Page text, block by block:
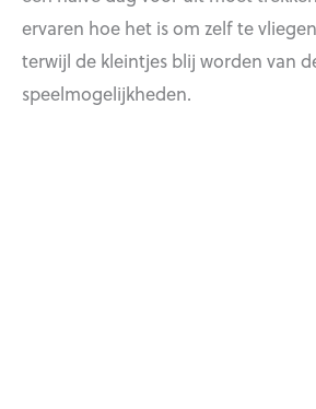
ervaren hoe het is om zelf te
terwijl de kleintjes blij worden van
speelmogelijkheden.